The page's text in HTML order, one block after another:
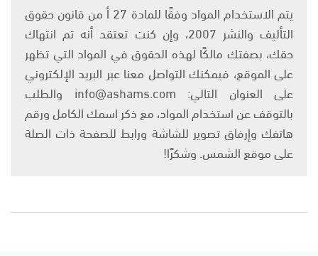
يتم الاستخدام المواد وفقًا للمادة 27 أ من قانون حقوق
التأليف والنشر 2007، وإن كنت تعتقد أنه تم انتهاك
حقك، بصفتك مالكًا لهذه الحقوق في المواد التي تظهر
على الموقع، فيمكنك التواصل معنا عبر البريد الإلكتروني
على العنوان التالي: info@ashams.com والطلب
بالتوقف عن استخدام المواد، مع ذكر اسمك الكامل ورقم
هاتفك وإرفاق تصوير للشاشة ورابط للصفحة ذات الصلة
على موقع الشمس. وشكرًا!